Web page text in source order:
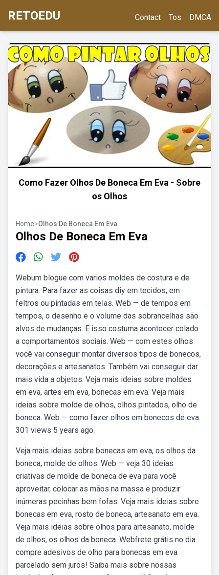
RETOEDU Contact Tos DMCA
Como Fazer Olhos De Boneca Em Eva - Sobre
os Olhos
Home>Olhos De Boneca Em Eva
Olhos De Boneca Em Eva
Webum blogue com varios moldes de costura e de
pintura. Para fazer as coisas diy em tecidos, em
feltros ou pintadas em telas. Web — de tempos em
tempos, o desenho e o volume das sobrancelhas são
alvos de mudanças. E isso costuma acontecer colado
a comportamentos sociais. Web — com estes olhos
você vai conseguir montar diversos tipos de bonecos,
decorações e artesanatos. Também vai conseguir dar
mais vida a objetos. Veja mais ideias sobre moldes
em eva, artes em eva, bonecas em eva. Veja mais
ideias sobre molde de olhos, olhos pintados, olho de
boneca. Web — como fazer olhos em bonecos de eva.
301 views 5 years ago.
Veja mais ideias sobre bonecas em eva, os olhos da
boneca, molde de olhos. Web — veja 30 ideias
criativas de molde de boneca de eva para você
aproveitar, colocar as mãos na massa e produzir
inúmeras pecinhas bem fofas. Veja mais ideias sobre
bonecas em eva, rosto de boneca, artesanato em eva.
Veja mais ideias sobre olhos para artesanato, molde
de olhos, os olhos da boneca. Webfrete grátis no dia
compre adesivos de olho para bonecas em eva
parcelado sem juros! Saiba mais sobre nossas